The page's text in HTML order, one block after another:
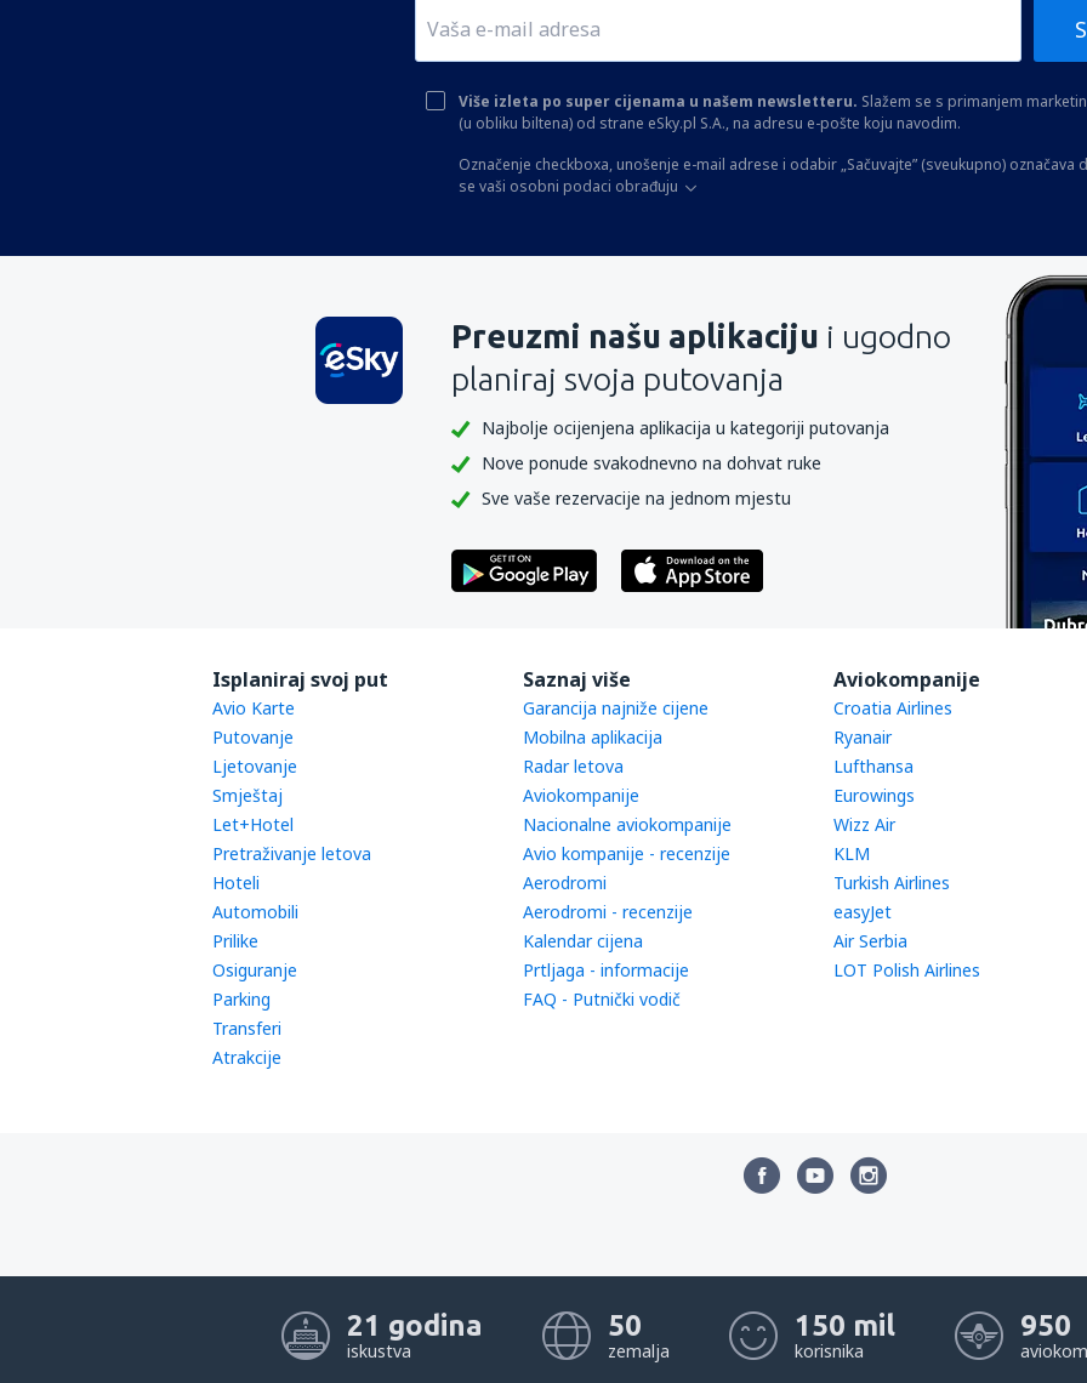
Više izleta po super cijenama u našem newsletteru. Slažem se s primanjem
(u obliku biltena) od strane eSky.pl S.A., na adresu e-pošte koju navodim.
Označenje checkboxa, unošenje e-mail adrese i odabir „Sačuvajte” (sveukupno) označava
se vaši osobni podaci obrađuju
Preuzmi našu aplikaciju i ugodno
planiraj svoja putovanja
Najbolje ocijenjena aplikacija u kategoriji putovanja
Nove ponude svakodnevno na dohvat ruke
Sve vaše rezervacije na jednom mjestu
Isplaniraj svoj put
Avio Karte
Putovanje
Ljetovanje
Smještaj
Let+Hotel
Pretraživanje letova
Hoteli
Automobili
Prilike
Osiguranje
Parking
Transferi
Atrakcije
Saznaj više
Garancija najniže cijene
Mobilna aplikacija
Radar letova
Aviokompanije
Nacionalne aviokompanije
Avio kompanije - recenzije
Aerodromi
Aerodromi - recenzije
Kalendar cijena
Prtljaga - informacije
FAQ - Putnički vodič
Aviokompanije
Croatia Airlines
Ryanair
Lufthansa
Eurowings
Wizz Air
KLM
Turkish Airlines
easyJet
Air Serbia
LOT Polish Airlines
21 godina
iskustva
50
zemalja
150 mil
korisnika
950